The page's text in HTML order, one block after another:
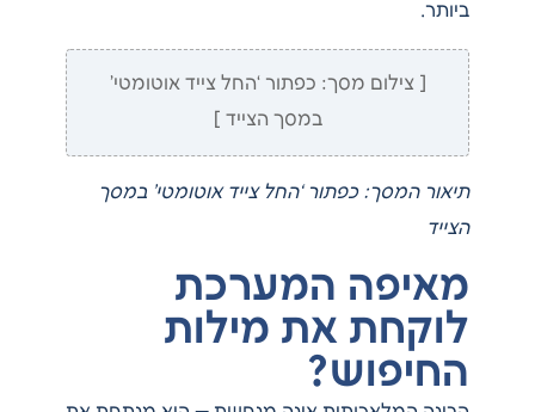
ביותר.
[ צילום מסך: כפתור ‘החל צייד אוטומטי’
במסך הצייד ]
תיאור המסך: כפתור ‘החל צייד אוטומטי’ במסך
הצייד
מאיפה המערכת
לוקחת את מילות
החיפוש?